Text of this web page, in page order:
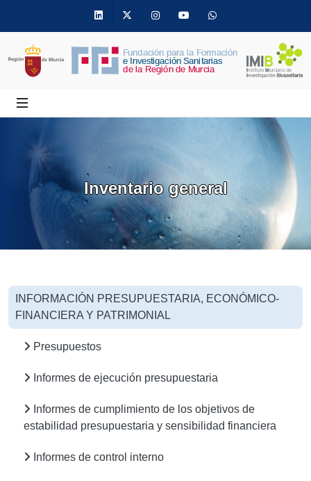
Linkedin Twitter InstagramYoutube
Inventario general
INFORMACIÓN PRESUPUESTARIA, ECONÓMICO-
FINANCIERA Y PATRIMONIAL
Presupuestos
Informes de ejecución presupuestaria
Informes de cumplimiento de los objetivos de
estabilidad presupuestaria y sensibilidad financiera
Informes de control interno